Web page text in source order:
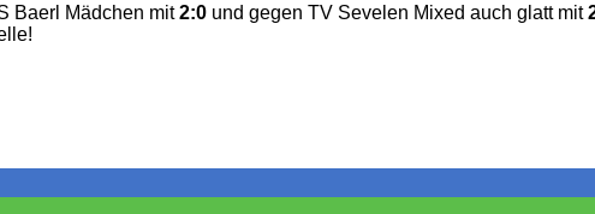
Baerl Mädchen mit2:0 und gegen TV Sevelen Mixed auch glatt mit